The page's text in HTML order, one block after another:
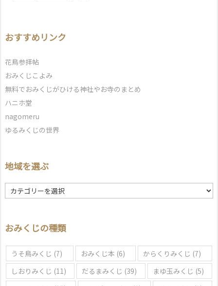
おすすめリンク
花鳥参拝帖
おみくじこよみ
無料でおみくじがひける神社やお寺のまとめ
ハニホ堂
nagomeru
ゆるみくじの世界
地域を選ぶ
地
域
ぶ
おみくじの種類
うそ鳥みくじ (7) おみくじ本 (6) からくりみくじ (7)
しおりみくじ (11) だるまみくじ (39) まゆ玉みくじ (5)